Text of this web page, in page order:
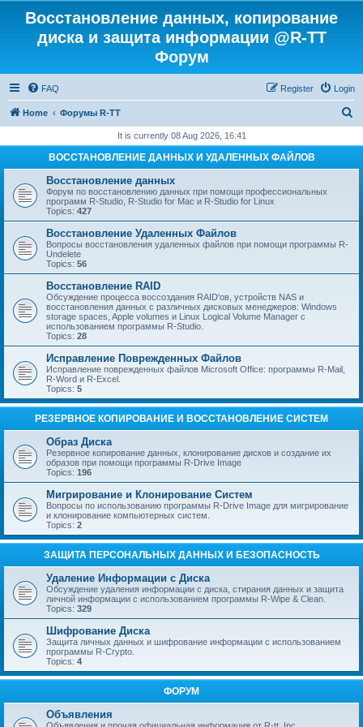
Восстановление данных, копирование
диска и защита информации @R-TT
Форум
FAQ Login
Register
Home Форумы R-TT
r
It is currently 08 Aug 2026, 16:41
ВОССТАНОВЛЕНИЕ ДАННЫХ И УДАЛЕННЫХ ФАЙЛОВ
Восстановление данных
Форум по восстановлению данных при помощи профессиональных
программ R-Studio, R-Studio for Mac и R-Studio for Linux
Topics: 427
Восстановление Удаленных Файлов
Вопросы восстановления удаленных файлов при помощи программы R-
Undelete
Topics: 56
Восстановление RAID
Обсуждение процесса воссоздания RAID'ов, устройств NAS и
восстановления данных с различных дисковых менеджеров: Windows
storage spaces, Apple volumes и Linux Logical Volume Manager с
использованием программы R-Studio.
Topics: 28
Исправление Поврежденных Файлов
Исправление поврежденных файлов Microsoft Office: программы R-Mail,
R-Word и R-Excel.
Topics: 5
РЕЗЕРВНОЕ КОПИРОВАНИЕ И ВОССТАНОВЛЕНИЕ СИСТЕМ
Образ Диска
Резервное копирование данных, клонирование дисков и создание их
образов при помощи программы R-Drive Image
Topics: 196
Мигрирование и Клонирование Систем
Вопросы по использованию программы R-Drive Image для мигрирование
и клонирование компьютерных систем.
Topics: 2
ЗАЩИТА ПЕРСОНАЛЬНЫХ ДАННЫХ И БЕЗОПАСНОСТЬ
Удаление Информации с Диска
Обсуждение удаления информации с диска, стирания данных и защита
личной информации с использованием программы R-Wipe & Clean.
Topics: 329
Шифрование Диска
Защита личных данных и шифрование информации с использованием
программы R-Crypto.
Topics: 4
ФОРУМ
Объявления